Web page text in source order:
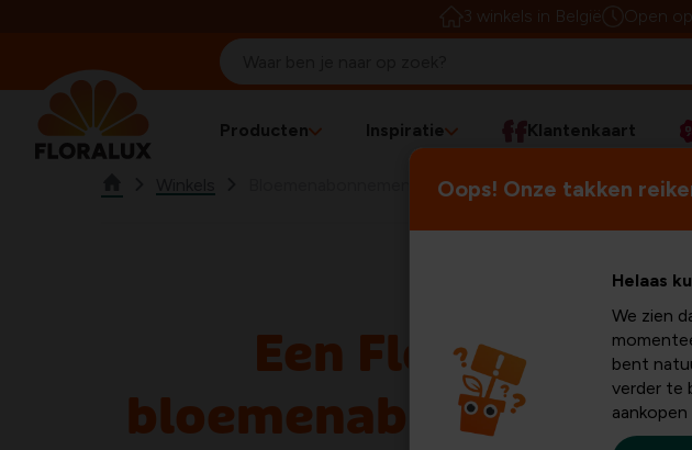
3 winkels in België Open
Producten Inspiratie Klantenkaart
Een Floralux
bloemenabonnement*
Oops! Onze takken
Helaas
We zien
bent
verder te